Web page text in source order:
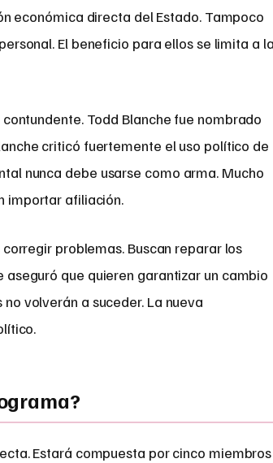
económica directa del Estado. Tampoco
El beneficio para ellos se limita a
Todd Blanche fue nombrado
criticó fuertemente el uso político de
nunca debe usarse como arma. Mucho
importar afiliación.
problemas. Buscan reparar los
que quieren garantizar un cambio
volverán a suceder. La nueva
Estará compuesta por cinco miembros